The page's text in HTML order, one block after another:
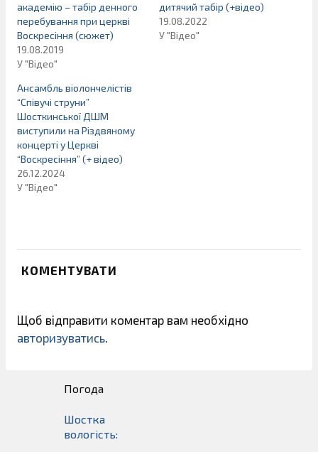
академію – табір денного
перебування при церкві
Воскресіння (сюжет)
19.08.2019
У "Відео"
дитячий табір (+відео)
19.08.2022
У "Відео"
Ансамбль віолончелістів
“Співучі струни”
Шосткинської ДШМ
виступили на Різдвяному
концерті у Церкві
“Воскресіння” (+ відео)
26.12.2024
У "Відео"
КОМЕНТУВАТИ
Щоб відправити коментар вам необхідно
авторизуватись.
Погода
Шостка
вологість: